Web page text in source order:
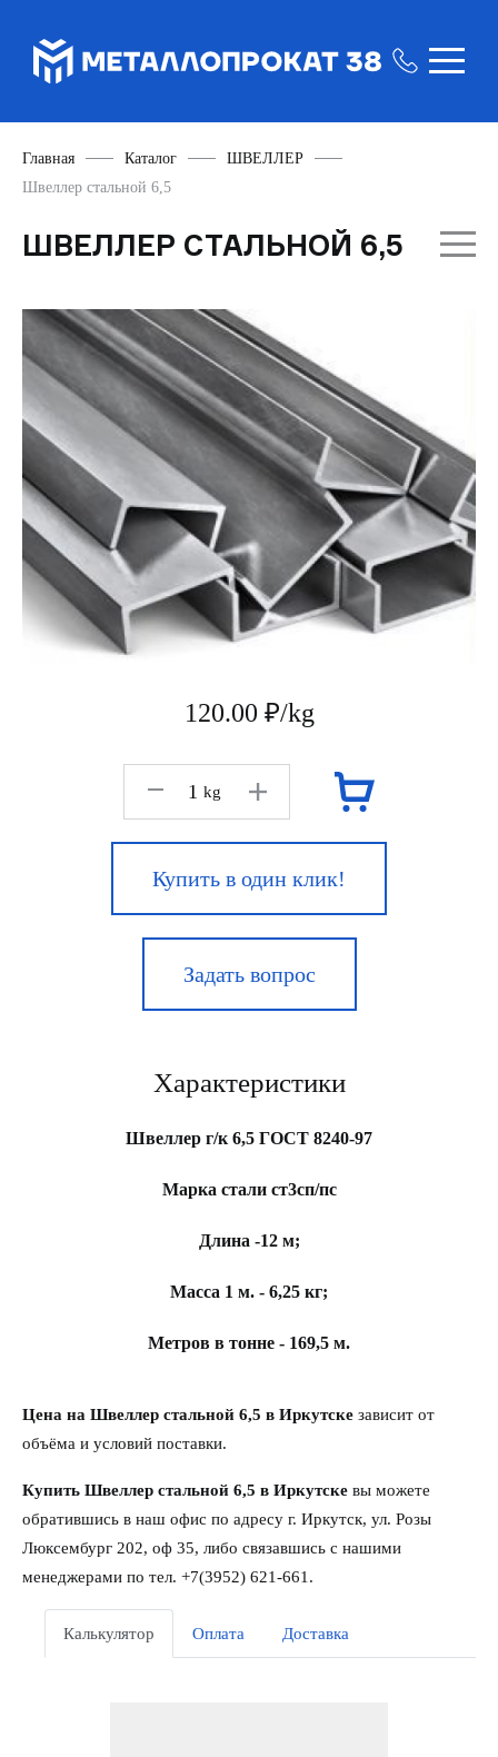
Главная Каталог
ШВЕЛЛЕР
Швеллер стальной 6,5
ШВЕЛЛЕР СТАЛЬНОЙ 6,5
120.00 ₽/kg
kg
Купить в один клик!
Задать вопрос
Характеристики
Швеллер г/к 6,5 ГОСТ 8240-97
Марка стали ст3сп/пс
Длина -12 м;
Масса 1 м. - 6,25 кг;
Метров в тонне - 169,5 м.
Цена на Швеллер стальной 6,5 в Иркутске зависит от
объёма и условий поставки.
Купить Швеллер стальной 6,5 в Иркутске вы можете
обратившись в наш офис по адресу г. Иркутск, ул. Розы
Люксембург 202, оф 35, либо связавшись с нашими
менеджерами по тел. +7(3952) 621-661.
Калькулятор Оплата Доставка